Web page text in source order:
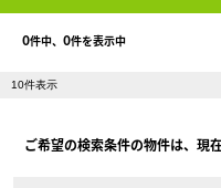
0件中、 0件を表示中
ご希望の検索条件の物件は、現